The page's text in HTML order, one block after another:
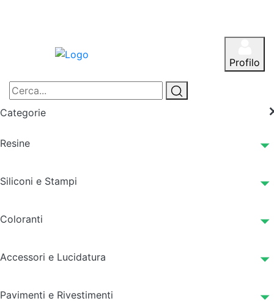
Profilo
Categorie
Resine
Siliconi e Stampi
Coloranti
Accessori e Lucidatura
Pavimenti e Rivestimenti